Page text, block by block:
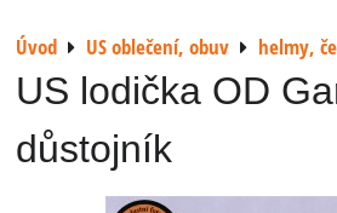
Úvod US oblečení, obuv helmy,
US lodička OD
důstojník